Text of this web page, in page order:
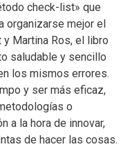
check-list» que
organizarse mejor el
y Martina Ros, el libro
saludable y sencillo
los mismos errores.
y ser más eficaz,
o
a la hora de innovar,
de hacer las cosas.